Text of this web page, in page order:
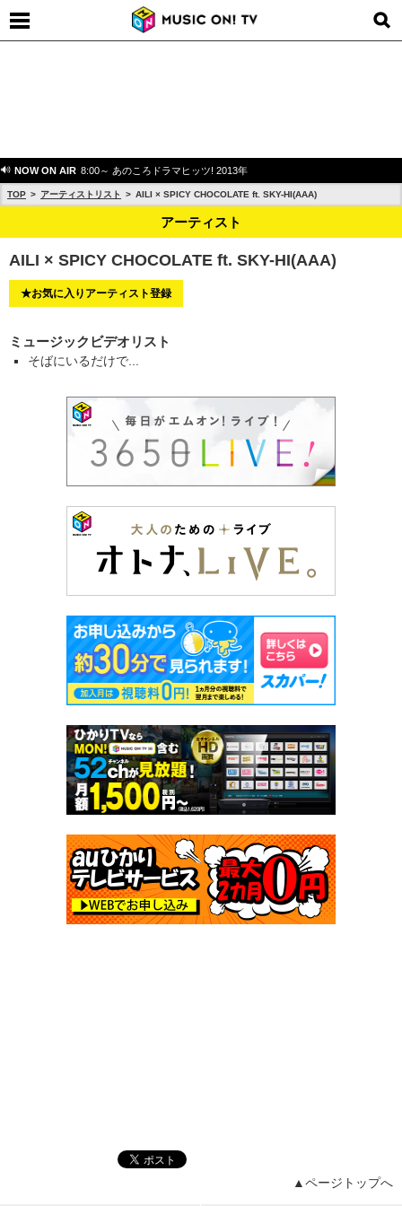
NOW ON AIR 8:00～ あのころドラマヒッツ! 2013年
TOP アーティストリスト AILI × SPICY CHOCOLATE ft. SKY-HI(AAA)
アーティスト
AILI × SPICY CHOCOLATE ft. SKY-HI(AAA)
★お気に入りアーティスト登録
ミュージックビデオリスト
そばにいるだけで...
▲ページトップへ